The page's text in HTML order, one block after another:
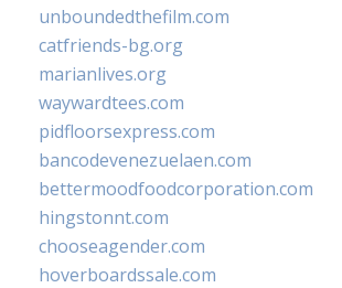
unboundedthefilm.com
catfriends-bg.org
marianlives.org
waywardtees.com
pidfloorsexpress.com
bancodevenezuelaen.com
bettermoodfoodcorporation.com
hingstonnt.com
chooseagender.com
hoverboardssale.com